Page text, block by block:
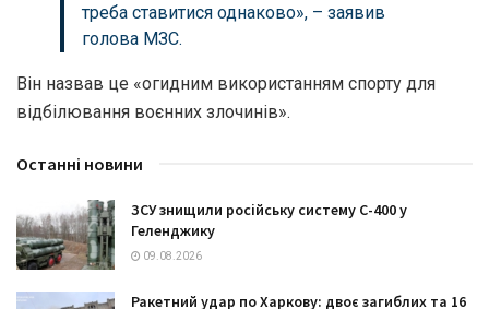
треба ставитися однаково», – заявив
голова МЗС.
Він назвав це «огидним використанням спорту для
відбілювання воєнних злочинів».
Останні новини
ЗСУ знищили російську систему С-400 у
Геленджику
09.08.2026
Ракетний удар по Харкову: двоє загиблих та 16